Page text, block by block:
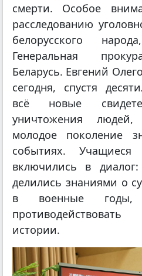
смерти. Особое
расследованию
белорусского
Генеральная
Беларусь. Евгений
сегодня, спустя
всё новые
уничтожения
молодое поколение
событиях. Учащиеся
включились в
делились знаниями о
в военные годы,
истории.